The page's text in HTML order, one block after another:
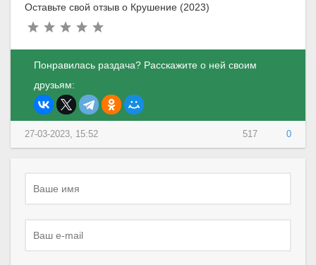
Оставьте свой отзыв о Крушение (2023)
Понравилась раздача? Расскажите о ней своим
друзьям:
517 0
27-03-2023, 15:52